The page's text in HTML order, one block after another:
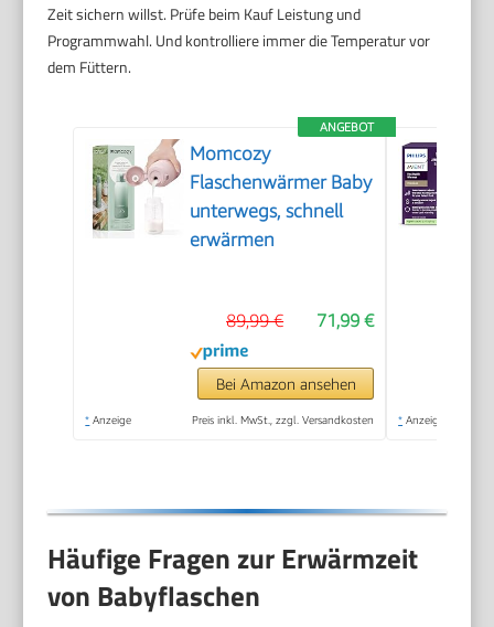
Zeit sichern willst. Prüfe beim Kauf Leistung und
Programmwahl. Und kontrolliere immer die Temperatur vor
dem Füttern.
ANGEBOT
Momcozy
Flaschenwärmer Baby
unterwegs, schnell
erwärmen
71,99 €
89,99 €
Bei Amazon ansehen
* Anzeige Preis inkl. MwSt., zzgl. Versandkosten * Anzeige
Häufige Fragen zur Erwärmzeit
von Babyflaschen